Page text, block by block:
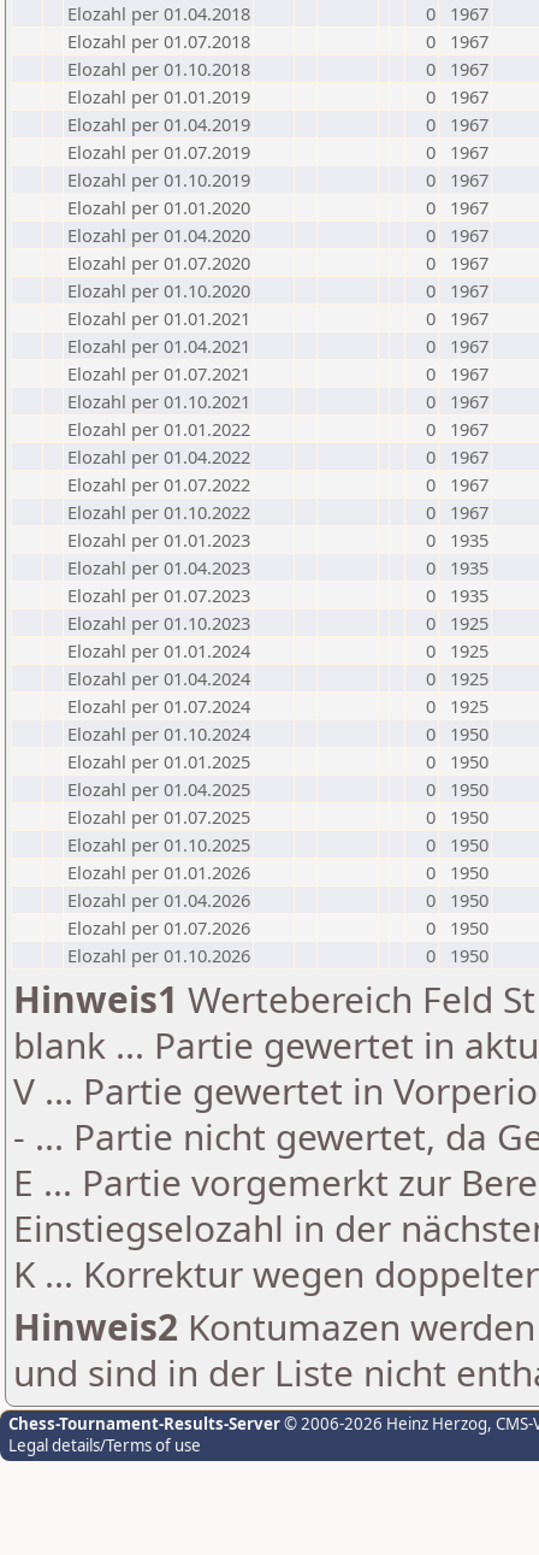
Elozahl per 01.04.2018
0
1967
Elozahl per 01.07.2018
0
1967
Elozahl per 01.10.2018
0
1967
Elozahl per 01.01.2019
0
1967
Elozahl per 01.04.2019
0
1967
Elozahl per 01.07.2019
0
1967
Elozahl per 01.10.2019
0
1967
Elozahl per 01.01.2020
0
1967
Elozahl per 01.04.2020
0
1967
Elozahl per 01.07.2020
0
1967
Elozahl per 01.10.2020
0
1967
Elozahl per 01.01.2021
0
1967
Elozahl per 01.04.2021
0
1967
Elozahl per 01.07.2021
0
1967
Elozahl per 01.10.2021
0
1967
Elozahl per 01.01.2022
0
1967
Elozahl per 01.04.2022
0
1967
Elozahl per 01.07.2022
0
1967
Elozahl per 01.10.2022
0
1967
Elozahl per 01.01.2023
0
1935
Elozahl per 01.04.2023
0
1935
Elozahl per 01.07.2023
0
1935
Elozahl per 01.10.2023
0
1925
Elozahl per 01.01.2024
0
1925
Elozahl per 01.04.2024
0
1925
Elozahl per 01.07.2024
0
1925
Elozahl per 01.10.2024
0
1950
Elozahl per 01.01.2025
0
1950
Elozahl per 01.04.2025
0
1950
Elozahl per 01.07.2025
0
1950
Elozahl per 01.10.2025
0
1950
Elozahl per 01.01.2026
0
1950
Elozahl per 01.04.2026
0
1950
Elozahl per 01.07.2026
0
1950
Elozahl per 01.10.2026
0 1950
Hinweis1 Wertebereich Feld
blank ... Partie gewertet in
V ... Partie gewertet in
- ... Partie nicht gewertet, da
E ... Partie vorgemerkt zur
Einstiegselozahl in der
K ... Korrektur wegen
Hinweis2 Kontumazen
und sind in der Liste nicht
Chess-Tournament-Results-Server© 2006-2026 Heinz Herzog,
Legal details/Terms of use